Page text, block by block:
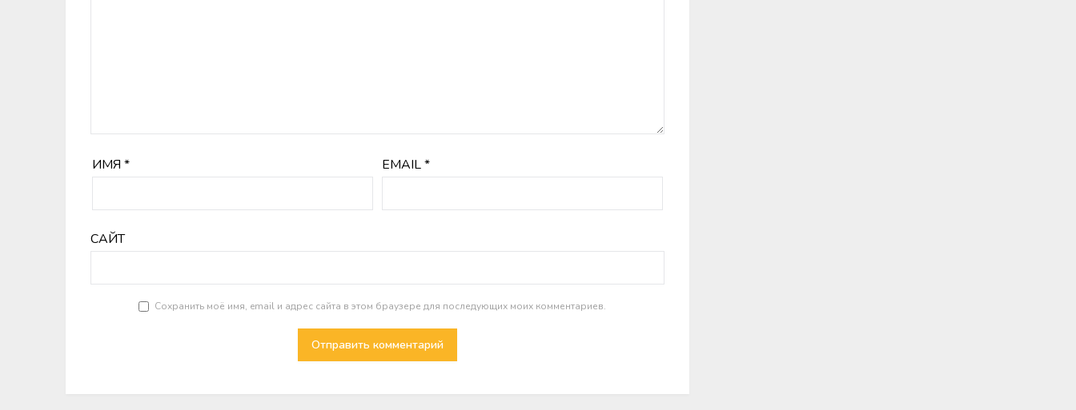
ИМЯ * EMAIL*
САЙТ
Сохранить моё имя, email и адрес сайта в этом браузере для последующих моих комментариев.